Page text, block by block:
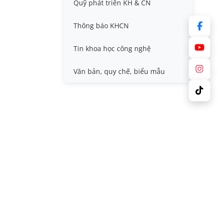
Nafosted, Nghị định thư
Sở hữu trí tuệ
Thông tin ứng viên GS/PGS
Tiêu chuẩn, quy chuẩn
Hội nghị quốc tế và hội nghị
Quỹ phát triển KH & CN
Thông báo KHCN
Tin khoa học công nghệ
Văn bản, quy chế, biểu mẫu